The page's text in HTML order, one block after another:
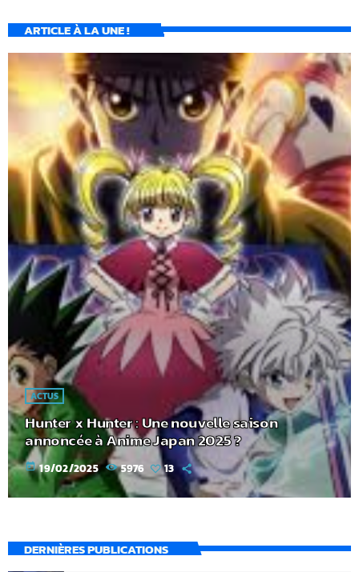
ARTICLE À LA UNE !
ACTUS
Hunter x Hunter : Une nouvelle saison
annoncée à Anime Japan 2025 ?
today 19/02/2025 5976 13
DERNIÈRES PUBLICATIONS